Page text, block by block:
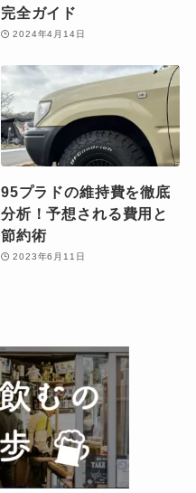
完全ガイド
2024年4月14日
95プラドの維持費を徹底
分析！予想される費用と
節約術
2023年6月11日